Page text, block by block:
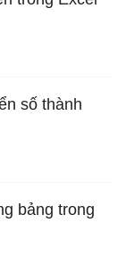
số thành
bảng trong